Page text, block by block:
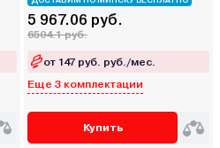
5 967.06 руб.
6504.1 руб.
от 147 руб. руб./мес.
Еще 3 комплектации
Купить